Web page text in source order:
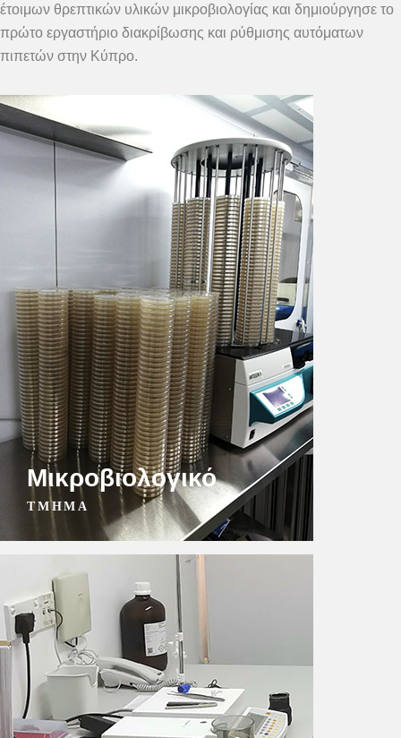
έτοιμων θρεπτικών υλικών μικροβιολογίας και δημιούργησε το
πρώτο εργαστήριο διακρίβωσης και ρύθμισης αυτόματων
πιπετών στην Κύπρο.
Μικροβιολογικό
ΤΜΗΜΑ